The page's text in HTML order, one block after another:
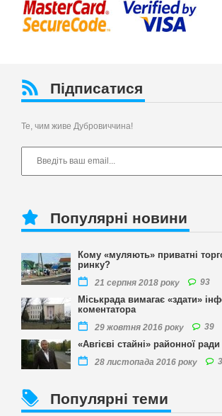
Підписатися
Те, чим живе Дубровиччина!
Популярні новини
Кому «муляють» приватні
ринку?
21 серпня 2018 року 93
Міськрада вимагає «здати»
коментатора
29 жовтня 2016 року 39
«Авгієві стайні» районної ради
28 листопада 2016 року
Популярні теми